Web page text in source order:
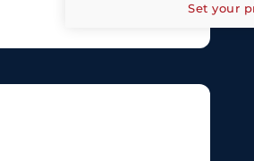
Set your